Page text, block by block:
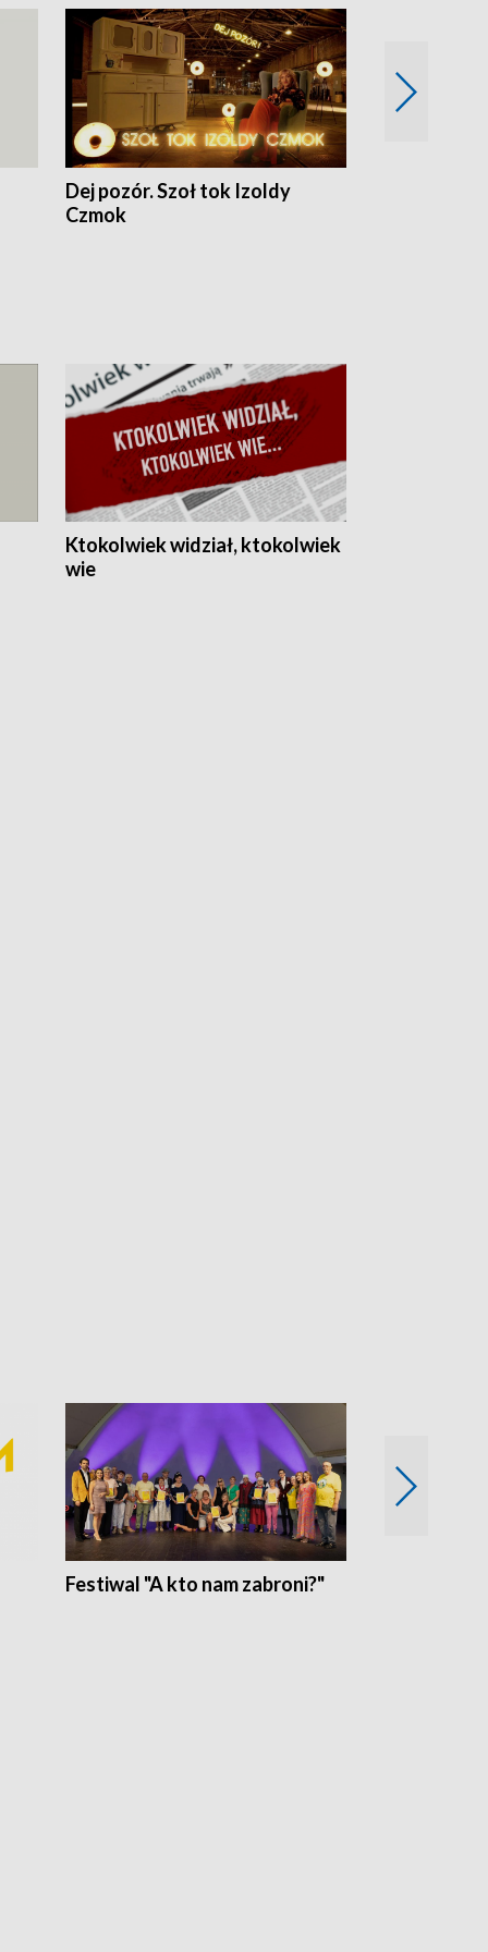
Dej pozór. Szoł tok Izoldy
Czmok
Ktokolwiek widział, ktokolwiek
wie
Festiwal "A kto nam zabroni?"